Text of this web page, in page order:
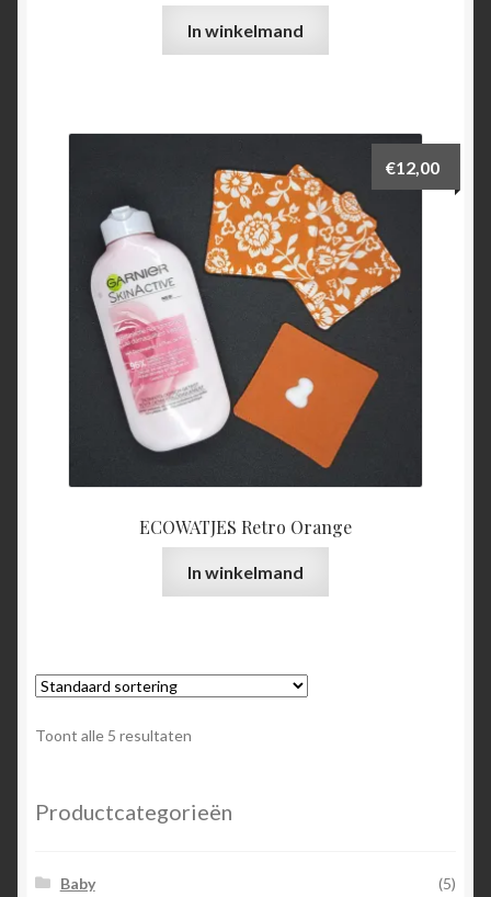
In winkelmand
ECOWATJES Retro Orange
€12,00
In winkelmand
Toont alle 5 resultaten
Productcategorieën
Baby
(5)